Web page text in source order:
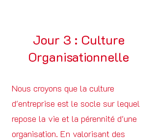
Jour 3 : Culture
Organisationnelle
Nous croyons que la culture
d'entreprise est le socle sur lequel
repose la vie et la pérennité d'une
organisation. En valorisant des